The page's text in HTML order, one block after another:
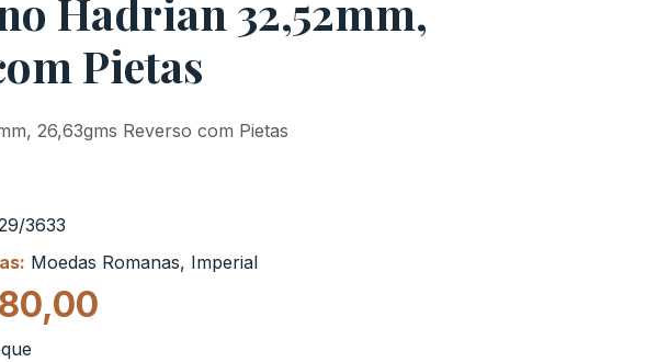
Hadrian 32,52mm,
Pietas
26,63gms Reverso com Pietas
3633
Moedas Romanas, Imperial